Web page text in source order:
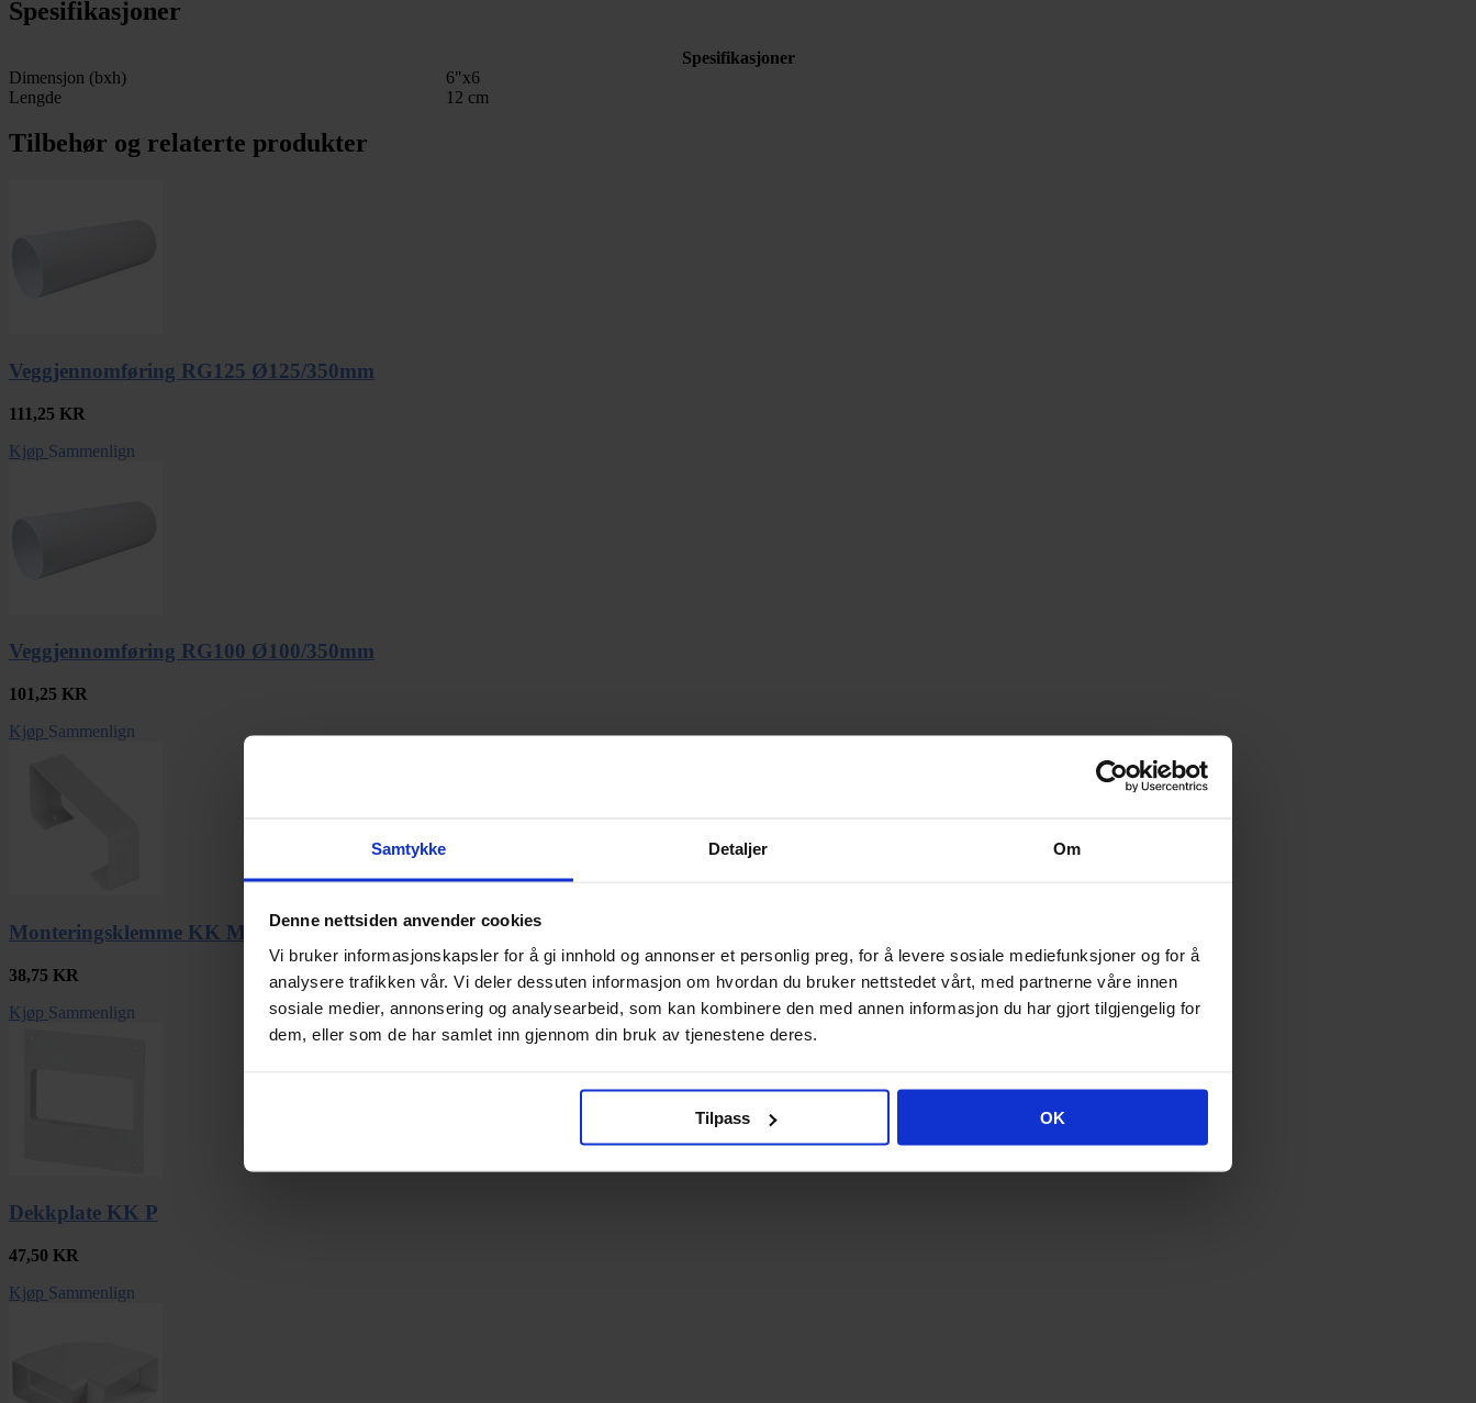
Samtykke Detaljer Om
Denne nettsiden anvender cookies
Vi bruker informasjonskapsler for å gi innhold og annonser et personlig preg, for å levere sosiale mediefunksjoner og for å
analysere trafikken vår. Vi deler dessuten informasjon om hvordan du bruker nettstedet vårt, med partnerne våre innen
sosiale medier, annonsering og analysearbeid, som kan kombinere den med annen informasjon du har gjort tilgjengelig for
dem, eller som de har samlet inn gjennom din bruk av tjenestene deres.
Tilpass OK
Spesifikasjoner
Spesifikasjoner
Dimensjon (bxh)
6"x6
Lengde
12 cm
Tilbehør og relaterte produkter
Veggjennomføring RG125 Ø125/350mm
111,25 KR
Kjøp Sammenlign
Veggjennomføring RG100 Ø100/350mm
101,25 KR
Kjøp Sammenlign
Monteringsklemme KK M 55x110 a 2stk
38,75 KR
Kjøp Sammenlign
Dekkplate KK P
47,50 KR
Kjøp Sammenlign